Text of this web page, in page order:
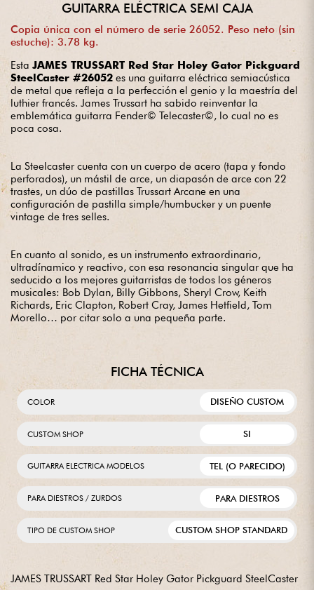
GUITARRA ELÉCTRICA SEMI CAJA
Copia única con el número de serie 26052. Peso neto (sin
estuche): 3.78 kg.
Esta JAMES TRUSSART Red Star Holey Gator Pickguard
SteelCaster #26052 es una guitarra eléctrica semiacústica
de metal que refleja a la perfección el genio y la maestría del
luthier francés. James Trussart ha sabido reinventar la
emblemática guitarra Fender© Telecaster©, lo cual no es
poca cosa.
La Steelcaster cuenta con un cuerpo de acero (tapa y fondo
perforados), un mástil de arce, un diapasón de arce con 22
trastes, un dúo de pastillas Trussart Arcane en una
configuración de pastilla simple/humbucker y un puente
vintage de tres selles.
En cuanto al sonido, es un instrumento extraordinario,
ultradínamico y reactivo, con esa resonancia singular que ha
seducido a los mejores guitarristas de todos los géneros
musicales: Bob Dylan, Billy Gibbons, Sheryl Crow, Keith
Richards, Eric Clapton, Robert Cray, James Hetfield, Tom
Morello… por citar solo a una pequeña parte.
FICHA TÉCNICA
COLOR DISEÑO CUSTOM
CUSTOM SHOP SI
GUITARRA ELECTRICA MODELOS TEL (O PARECIDO)
PARA DIESTROS / ZURDOS PARA DIESTROS
TIPO DE CUSTOM SHOP CUSTOM SHOP STANDARD
JAMES TRUSSART Red Star Holey Gator Pickguard SteelCaster